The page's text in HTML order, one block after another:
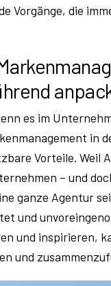
Vorgänge, die
es im
in
Vorteile. Weil
– und
ganze Agentur
und
und inspirieren,
und